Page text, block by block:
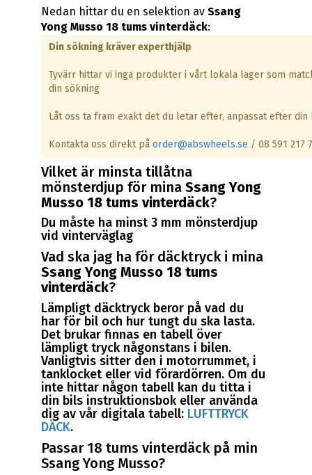
Nedan hittar du en selektion av Ssang
Yong Musso 18 tums vinterdäck:
Din sökning kräver experthjälp
Tyvärr hittar vi inga produkter i vårt lokala lager som
din sökning
Låt oss ta fram exakt det du letar efter, anpassat efter din
Kontakta oss direkt på order@abswheels.se / 08 591 217
Vilket är minsta tillåtna
mönsterdjup för mina Ssang Yong
Musso 18 tums vinterdäck?
Du måste ha minst 3 mm mönsterdjup
vid vinterväglag
Vad ska jag ha för däcktryck i mina
Ssang Yong Musso 18 tums
vinterdäck?
Lämpligt däcktryck beror på vad du
har för bil och hur tungt du ska lasta.
Det brukar finnas en tabell över
lämpligt tryck någonstans i bilen.
Vanligtvis sitter den i motorrummet, i
tanklocket eller vid förardörren. Om du
inte hittar någon tabell kan du titta i
din bils instruktionsbok eller använda
dig av vår digitala tabell: LUFTTRYCK
DÄCK.
Passar 18 tums vinterdäck på min
Ssang Yong Musso?